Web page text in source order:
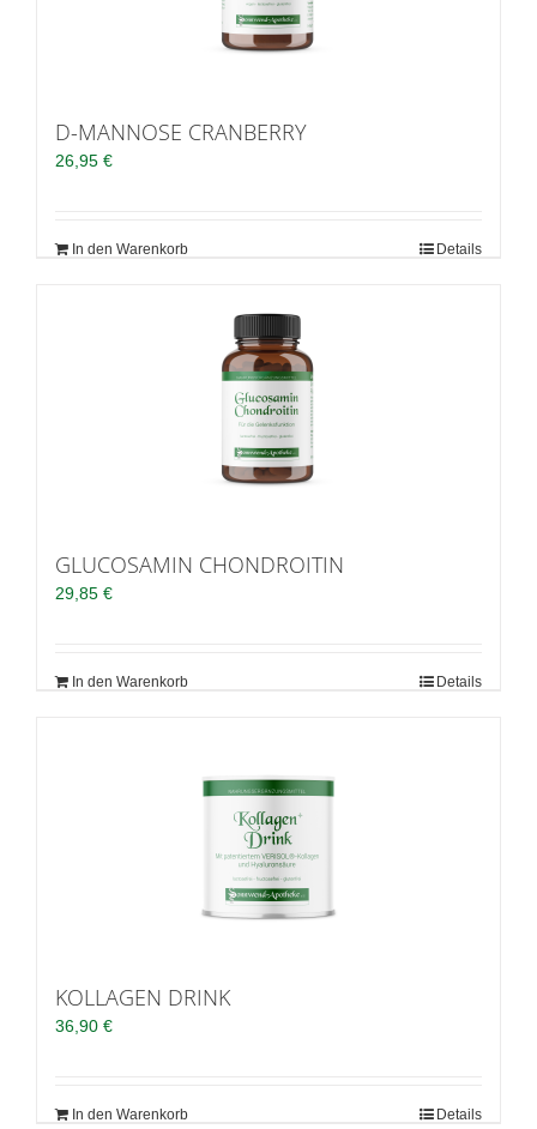
D-MANNOSE CRANBERRY
26,95 €
In den Warenkorb Details
GLUCOSAMIN CHONDROITIN
29,85 €
In den Warenkorb Details
KOLLAGEN DRINK
36,90 €
In den Warenkorb Details